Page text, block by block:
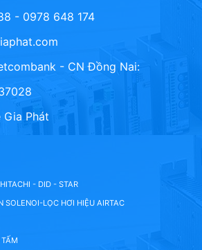
- 0978 648 174
- CN Đồng Nai:
Gia Phát
- DID - STAR
SOLENOI-LỌC HƠI HIỆU AIRTAC